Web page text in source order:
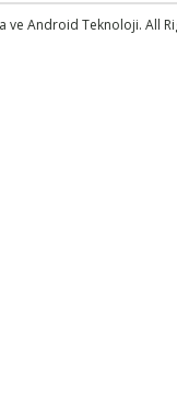
ve Android Teknoloji. All